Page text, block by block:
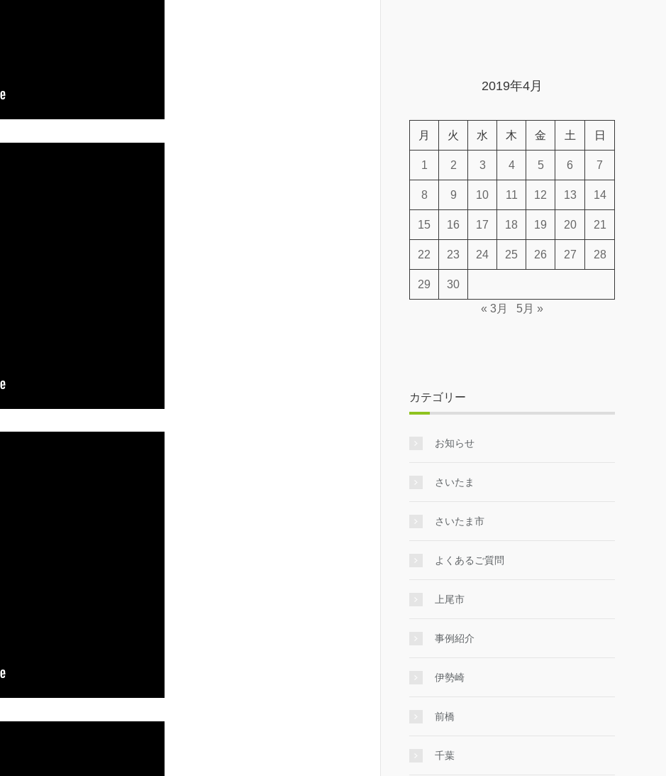
2019年4月
月 火 水 木 金 土 日
1 2 3 4 5 6 7
8 9 10 11 12 13 14
15 16 17 18 19 20 21
22 23 24 25 26 27 28
29
30
« 3月
5月 »
カテゴリー
お知らせ
さいたま
さいたま市
よくあるご質問
上尾市
事例紹介
伊勢崎
前橋
千葉